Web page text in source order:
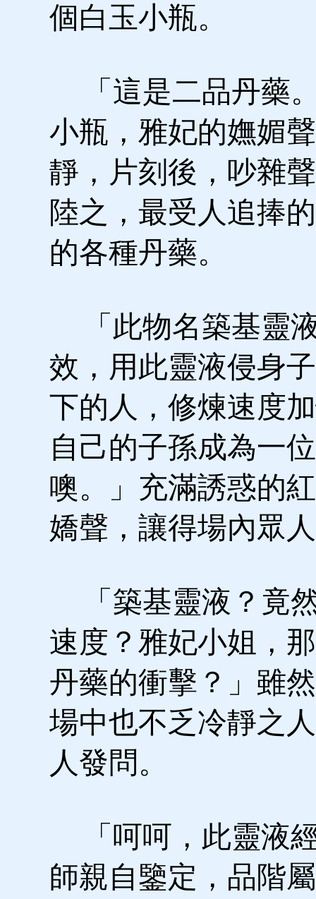
個白玉小瓶。
「這是二品丹藥
小瓶，雅妃的嫵媚
靜，片刻後，吵雜
陸之，最受人追捧
的各種丹藥。
「此物名築基靈
效，用此靈液侵身
下的人，修煉速度
自己的子孫成為一
噢。」充滿誘惑的
嬌聲，讓得場內眾
「築基靈液？竟
速度？雅妃小姐，
丹藥的衝擊？」雖
場中也不乏冷靜之
人發問。
「呵呵，此靈液
師親自鑒定，品階